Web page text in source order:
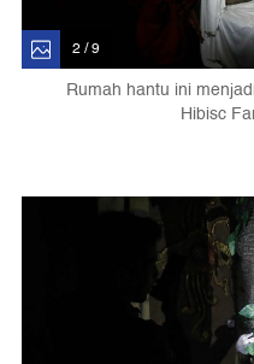
2 / 9
Rumah hantu ini
Hibisc